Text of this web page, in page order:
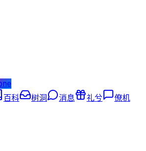
百科 树洞 消息 礼兮 僚机